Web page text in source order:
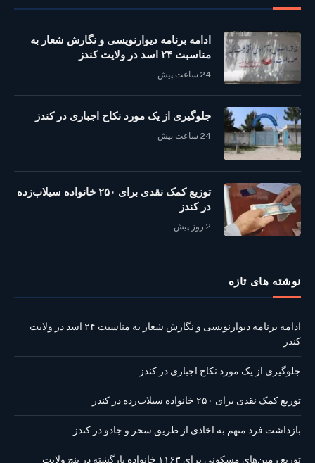
ادامه برنامه دیوارنویسی و نگارش شعار به
مناسبت ۲۴ اسد در ولایت کندز
24 ساعت پیش
جلوگیری از یک مورد نکاح اجباری در کندز
24 ساعت پیش
توزیع کمک نقدی برای ۲۵۰ خانواده سیلاب‌زده
در کندز
2 روز پیش
نوشته‌ های تازه
ادامه برنامه دیوارنویسی و نگارش شعار به مناسبت ۲۴ اسد در ولایت
کندز
جلوگیری از یک مورد نکاح اجباری در کندز
توزیع کمک نقدی برای ۲۵۰ خانواده سیلاب‌زده در کندز
بازداشت فرد متهم به اخاذی از طریق سحر و جادو در کندز
توزیع زمین‌های مسکونی برای ۱۱۶۳ خانواده بازگشته در پنج ولایت